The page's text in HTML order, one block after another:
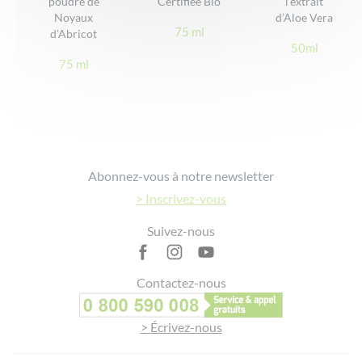
93% des volontaires ont affirmé que la formule nourrit,
hydrate, apaise et apporte une sensation de confort à la peau*
96% des volontaires ont affirmé que leur peau est douce et
délicatement parfumée*
Noyaux
d’Abricot
75 ml
75 ml
d’Aloe Vera
50ml
Abonnez-vous à notre newsletter
> Inscrivez-vous
Suivez-nous
Contactez-nous
> Écrivez-nous